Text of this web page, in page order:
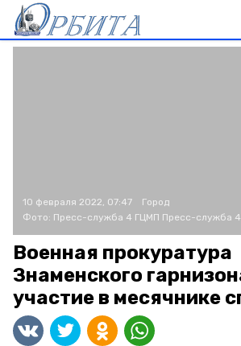
10 февраля 2022, 07:47
Город
Фото: Пресс-служба 4 ГЦМП Пресс-служба
Военная прокуратура
Знаменского
участие в месячнике